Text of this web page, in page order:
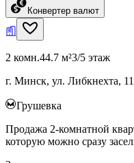
Конвертер валют
2 комн.44.7 м²3/5 этаж
г. Минск, ул. Либкнехта,
Грушевка
Продажа 2-комнатной
которую можно сразу